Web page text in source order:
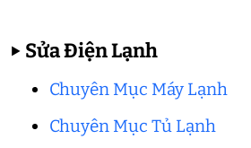
▶ Sửa Điện Lạnh
Chuyên Mục Máy Lạnh
Chuyên Mục Tủ Lạnh